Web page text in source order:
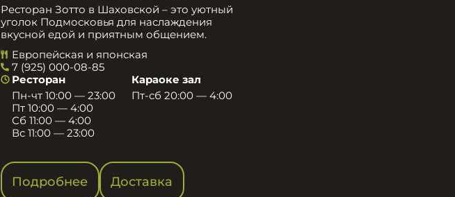
Ресторан Зотто в Шаховской – это уютный
уголок Подмосковья для наслаждения
вкусной едой и приятным общением.​
Европейская и японская
7 (925) 000-08-85
Ресторан
Пн-чт 10:00 — 23:00
Пт 10:00 — 4:00
Сб 11:00 — 4:00
Вс 11:00 — 23:00
Караоке зал
Пт-сб 20:00 — 4:00
Подробнее Доставка